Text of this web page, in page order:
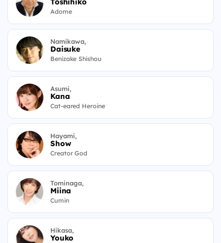
Adome
Namikawa,
Daisuke
Benizake Shishou
Asumi,
Kana
Cat-eared Heroine
Hayami,
Show
Creator God
Tominaga,
Miina
Cumin
Hikasa,
Youko